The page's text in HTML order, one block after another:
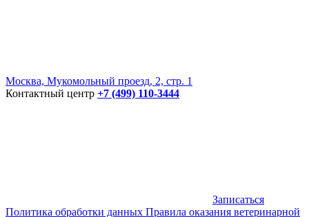
Москва, Мукомольный проезд, 2, стр. 1
Контактный центр +7 (499) 110-3444
Записаться
Политика обработки данных Правила оказания ветеринарной